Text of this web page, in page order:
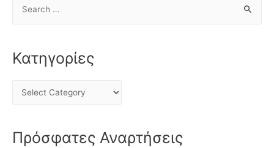
Κατηγορίες
Πρόσφατες Αναρτήσεις